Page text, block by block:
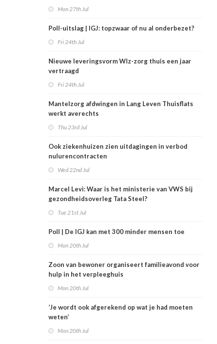
Mon 27th Jul
Poll-uitslag | IGJ: topzwaar of nu al onderbezet?
Fri 24th Jul
Nieuwe leveringsvorm Wlz-zorg thuis een jaar
vertraagd
Fri 24th Jul
Mantelzorg afdwingen in Lang Leven Thuisflats
werkt averechts
Thu 23rd Jul
Ook ziekenhuizen zien uitdagingen in verbod
nulurencontracten
Wed 22nd Jul
Marcel Levi: Waar is het ministerie van VWS bij
gezondheidsoverleg Tata Steel?
Tue 21st Jul
Poll | De IGJ kan met 300 minder mensen toe
Mon 20th Jul
Zoon van bewoner organiseert familieavond voor
hulp in het verpleeghuis
Mon 20th Jul
‘Je wordt ook afgerekend op wat je had moeten
weten’
Mon 20th Jul